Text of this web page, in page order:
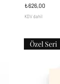
Fiyat
₺626,00
KDV dahil
Özel Seri